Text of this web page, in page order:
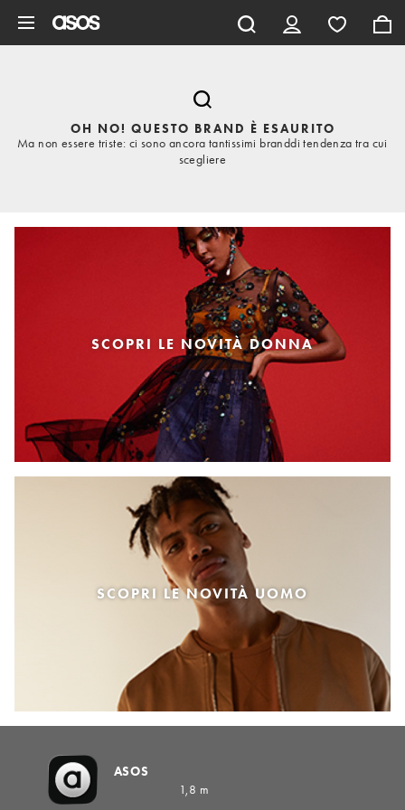
OH NO! QUESTO BRAND È ESAURITO
Ma non essere triste: ci sono ancora tantissimi branddi tendenza tra cui
scegliere
SCOPRI LE NOVITÀ DONNA
SCOPRI LE NOVITÀ UOMO
ASOS
1,8 m